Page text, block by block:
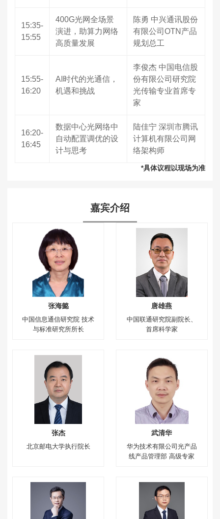
15:35-
15:55
400G光网全场景
演进，助算力网络
高质量发展
陈勇 中兴通讯股份
有限公司OTN产品
规划总工
15:55-
16:20
AI时代的光通信，
机遇和挑战
李俊杰 中国电信股
份有限公司研究院
光传输专业首席专
家
16:20-
16:45
数据中心光网络中
自动配置调优的设
计与思考
陆佳宁 深圳市腾讯
计算机有限公司网
络架构师
*具体议程以现场为准
嘉宾介绍
张海懿
中国信息通信研究院 技术
与标准研究所所长
唐雄燕
中国联通研究院副院长、
首席科学家
张杰
北京邮电大学执行院长
武清华
华为技术有限公司光产品
线产品管理部 高级专家